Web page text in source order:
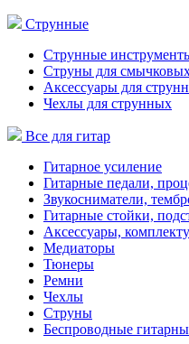
Струнные
Струнные
Струны для
Аксессуары для
Чехлы для струнных
Все для гитар
Гитарное усиление
Гитарные педали,
Звукосниматели,
Гитарные стойки,
Аксессуары,
Медиаторы
Тюнеры
Ремни
Чехлы
Струны
Беспроводные